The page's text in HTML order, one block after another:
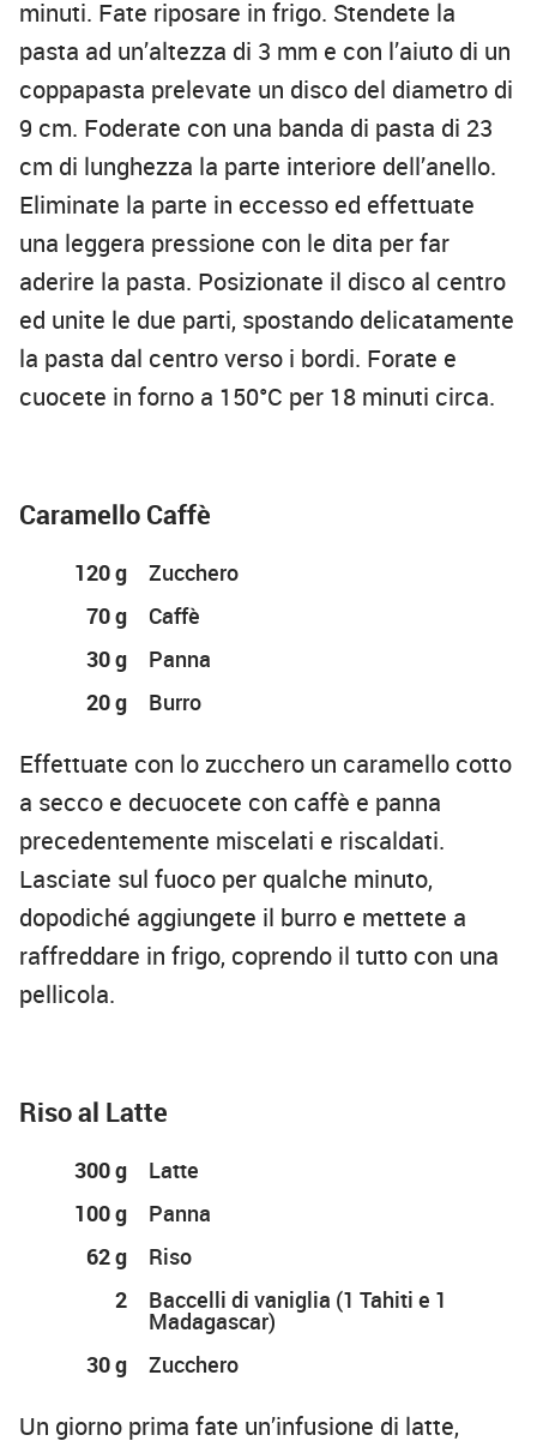
minuti. Fate riposare in frigo. Stendete la
pasta ad un’altezza di 3 mm e con l’aiuto di un
coppapasta prelevate un disco del diametro di
9 cm. Foderate con una banda di pasta di 23
cm di lunghezza la parte interiore dell’anello.
Eliminate la parte in eccesso ed effettuate
una leggera pressione con le dita per far
aderire la pasta. Posizionate il disco al centro
ed unite le due parti, spostando delicatamente
la pasta dal centro verso i bordi. Forate e
cuocete in forno a 150°C per 18 minuti circa.
Caramello Caffè
120 g
Zucchero
70 g
Caffè
30 g
Panna
20 g
Burro
Effettuate con lo zucchero un caramello cotto
a secco e decuocete con caffè e panna
precedentemente miscelati e riscaldati.
Lasciate sul fuoco per qualche minuto,
dopodiché aggiungete il burro e mettete a
raffreddare in frigo, coprendo il tutto con una
pellicola.
Riso al Latte
300 g
Latte
100 g
Panna
62 g
Riso
2
Baccelli di vaniglia (1 Tahiti e 1
Madagascar)
30 g
Zucchero
Un giorno prima fate un’infusione di latte,